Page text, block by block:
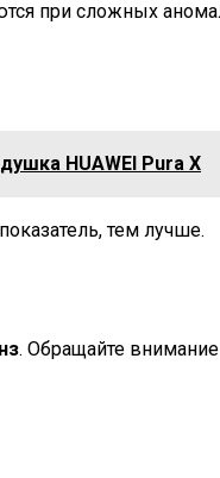
при сложных
HUAWEI Pura X
тем лучше.
. Обращайте внимание